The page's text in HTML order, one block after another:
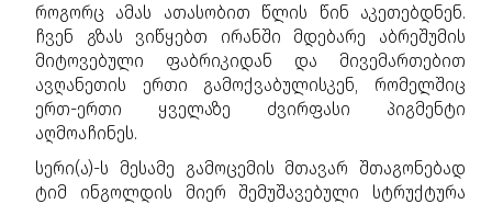
როგორც ამას ათასობით წლის წინ აკეთებდნენ.
ჩვენ გზას ვიწყებთ ირანში მდებარე აბრეშუმის
მიტოვებული ფაბრიკიდან და მივემართებით
ავღანეთის ერთი გამოქვაბულისკენ, რომელშიც
ერთ-ერთი ყველაზე ძვირფასი პიგმენტი
აღმოაჩინეს.
სერი(ა)-ს მესამე გამოცემის მთავარ შთაგონებად
ტიმ ინგოლდის მიერ შემუშავებული სტრუქტურა